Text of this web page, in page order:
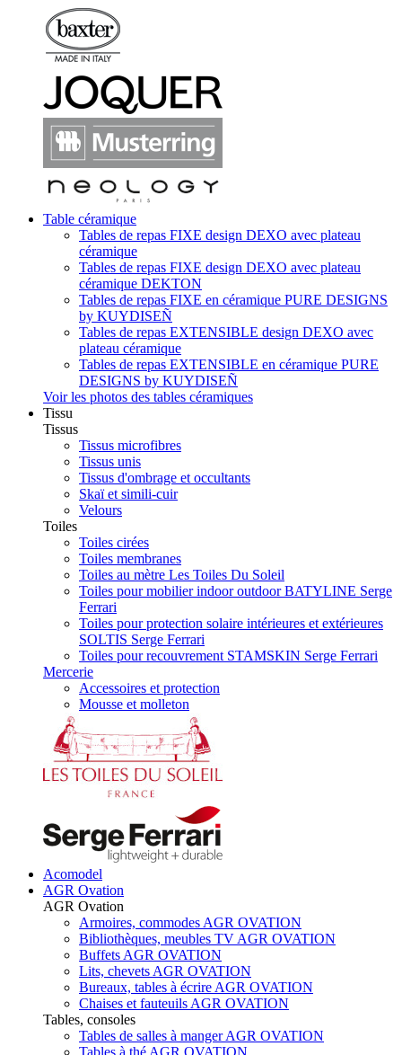
Table céramique
Tables de repas FIXE design DEXO avec plateau
céramique
Tables de repas FIXE design DEXO avec plateau
céramique DEKTON
Tables de repas FIXE en céramique PURE DESIGNS
by KUYDISEÑ
Tables de repas EXTENSIBLE design DEXO avec
plateau céramique
Tables de repas EXTENSIBLE en céramique PURE
DESIGNS by KUYDISEÑ
Voir les photos des tables céramiques
Tissu
Tissus
Tissus microfibres
Tissus unis
Tissus d'ombrage et occultants
Skaï et simili-cuir
Velours
Toiles
Toiles cirées
Toiles membranes
Toiles au mètre Les Toiles Du Soleil
Toiles pour mobilier indoor outdoor BATYLINE Serge
Ferrari
Toiles pour protection solaire intérieures et extérieures
SOLTIS Serge Ferrari
Toiles pour recouvrement STAMSKIN Serge Ferrari
Mercerie
Accessoires et protection
Mousse et molleton
Acomodel
AGR Ovation
AGR Ovation
Armoires, commodes AGR OVATION
Bibliothèques, meubles TV AGR OVATION
Buffets AGR OVATION
Lits, chevets AGR OVATION
Bureaux, tables à écrire AGR OVATION
Chaises et fauteuils AGR OVATION
Tables, consoles
Tables de salles à manger AGR OVATION
Tables à thé AGR OVATION